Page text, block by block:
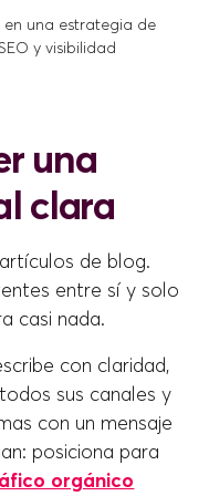
una estrategia de
y visibilidad
una
clara
de blog.
entre sí y solo
casi nada.
con claridad,
sus canales y
con un mensaje
posiciona para
orgánico